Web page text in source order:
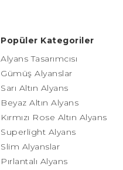
Popüler Kategoriler
Alyans Tasarımcısı
Gümüş Alyanslar
Sarı Altın Alyans
Beyaz Altın Alyans
Kırmızı Rose Altın Alyans
Superlight Alyans
Slim Alyanslar
Pırlantalı Alyans